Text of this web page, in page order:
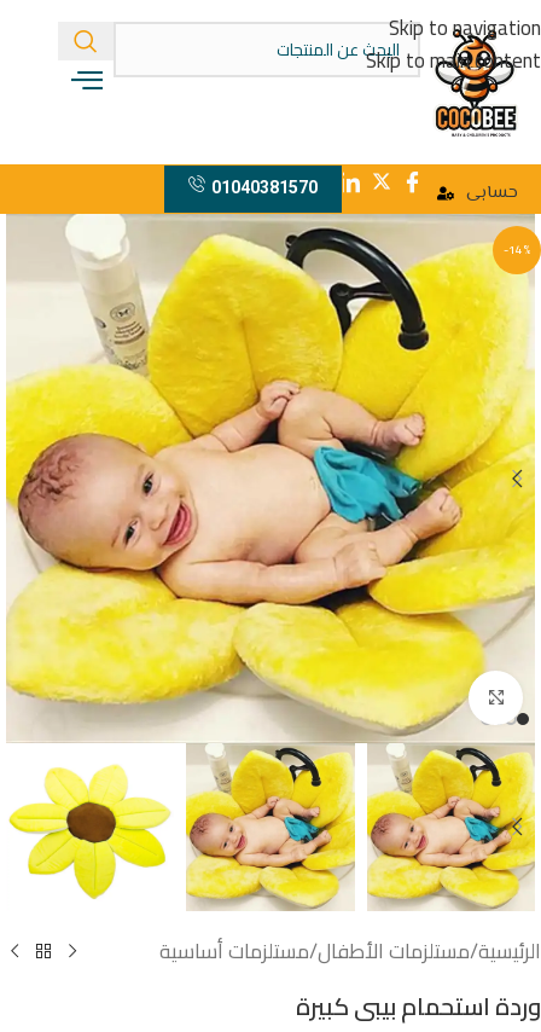
Skip to navigation
Skip to main content
حسابى 01040381570
-14%
اضغط للتكبير
الرئيسية/مستلزمات الأطفال/مستلزمات أساسية
وردة استحمام بيبى كبيرة